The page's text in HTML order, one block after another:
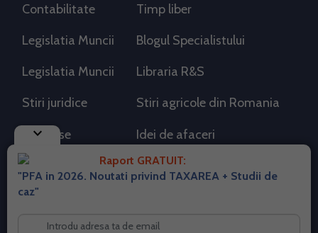
keyboard_arrow_down
Raport GRATUIT:
"PFA in 2026. Noutati privind TAXAREA + Studii de
caz"
Contabilitate Timp liber
Legislatia Muncii Blogul Specialistului
Legislatia Muncii Libraria R&S
Stiri juridice Stiri agricole din Romania
AdSense Idei de afaceri
RSS Flux RSS 2.0
Despre cookies